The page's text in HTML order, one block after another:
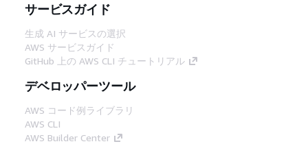
サービスガイド
生成 AI サービスの選択
AWS サービスガイド
GitHub 上の AWS CLI チュートリアル
デベロッパーツール
AWS コード例ライブラリ
AWS CLI
AWS Builder Center